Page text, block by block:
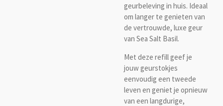
geurbeleving in huis. Ideaal
om langer te genieten van
de vertrouwde, luxe geur
van Sea Salt Basil.
Met deze refill geef je
jouw geurstokjes
eenvoudig een tweede
leven en geniet je opnieuw
van een langdurige,